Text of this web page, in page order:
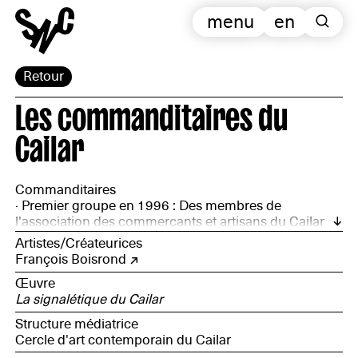
Retour
en
menu
Les commanditaires du
Cailar
Commanditaires
· Premier groupe en 1996 : Des membres de
l'association des commerçants et artisans du Cailar
(C.A.C) - Ginette Coste (Présidente et directrice d'une
maison d'accueil et de vacances), Philippe Bec
(bureau de dessin), Richard Goutte-Gatta (menuiserie
métallique), Dominique Pagès (boucher-charcutier) et
Robert Pigazzo (maçon)- associés à la Municipalité :
Pierre Bergé Lefranc (Maire), Jacques Floutier
(Adjoint, service technique) et Jean-François Oddet
(Premier Adjoint) // · Second groupe en 2020 : Sylvie
Artistes/Créateurices
François Boisrond
Œuvre
La signalétique du Cailar
Structure médiatrice
Cercle d'art contemporain du Cailar